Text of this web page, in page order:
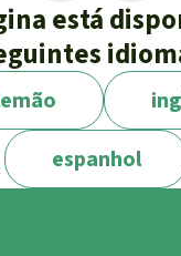
está
espanhol